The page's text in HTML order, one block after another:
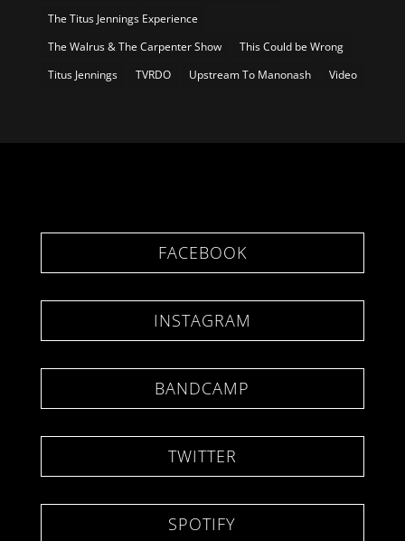
The Titus Jennings Experience
The Walrus & The Carpenter Show
This Could be Wrong
Titus Jennings
TVRDO Upstream To Manonash Video
FACEBOOK
INSTAGRAM
BANDCAMP
TWITTER
SPOTIFY